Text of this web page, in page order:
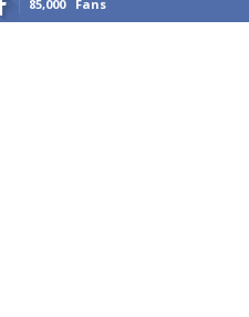
85,000 Fans